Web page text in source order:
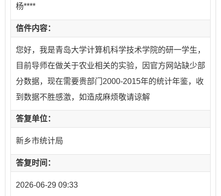
杨****
信件内容：
您好，我是青岛大学计算机科学技术学院的研一学生，
目前导师在做关于农业相关的实验，因官方网站缺少部
分数据，现在需要贵部门2000-2015年的统计年鉴，收
到数据不胜感激，如造成麻烦敬请谅解
答复单位：
新乡市统计局
答复时间：
2026-06-29 09:33